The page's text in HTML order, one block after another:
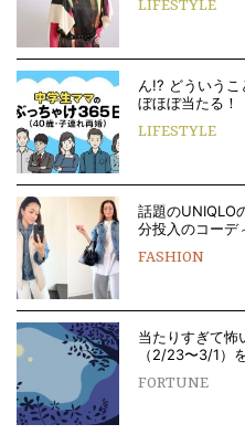
LIFESTYLE
ん!? どういう
ぼほぼ当たる
LIFESTYLE
話題のUNIQLO
分投入のコーデ
FASHION
当たりすぎて怖
（2/23〜3/1）
FORTUNE